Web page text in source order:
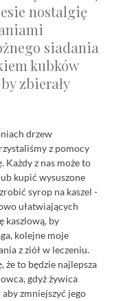
nostalgię
siadania
kubków
zbierały
drzew
z pomocy
Każdy z nas może to
kupić wysuszone
syrop na kaszel -
ułatwiających
kaszlową, by
kolejne moje
z ziół w leczeniu.
że to będzie najlepsza
gdyż żywica
zmniejszyć jego